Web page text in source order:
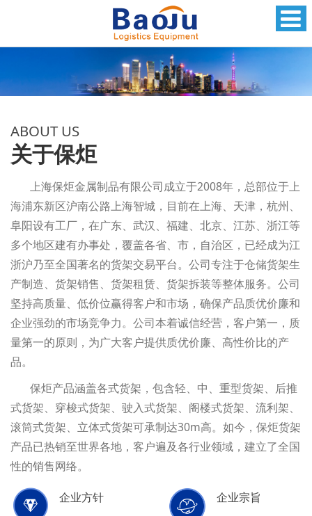
ABOUT US
关于保炬
上海保炬金属制品有限公司成立于2008年，总部位于上
海浦东新区沪南公路上海智城，目前在上海、天津，杭州、
阜阳设有工厂，在广东、武汉、福建、北京、江苏、浙江等
多个地区建有办事处，覆盖各省、市，自治区，已经成为江
浙沪乃至全国著名的货架交易平台。公司专注于仓储货架生
产制造、货架销售、货架租赁、货架拆装等整体服务。公司
坚持高质量、低价位赢得客户和市场，确保产品质优价廉和
企业强劲的市场竞争力。公司本着诚信经营，客户第一，质
量第一的原则，为广大客户提供质优价廉、高性价比的产
品。
保炬产品涵盖各式货架，包含轻、中、重型货架、后推
式货架、穿梭式货架、驶入式货架、阁楼式货架、流利架、
滚筒式货架、立体式货架可承制达30m高。如今，保炬货架
产品已热销至世界各地，客户遍及各行业领域，建立了全国
性的销售网络。
企业方针 企业宗旨